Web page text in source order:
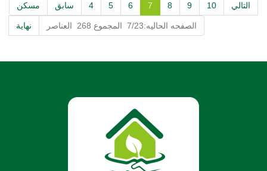
مسكن سابق 4 5 6 7 8 9 10 التالي
نهاية الصفحه الحاليه:7/23 المجموع 268 العناصر